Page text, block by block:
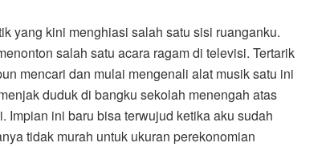
yang kini menghiasi salah satu sisi ruanganku.
salah satu acara ragam di televisi. Tertarik
mencari dan mulai mengenali alat musik satu ini
duduk di bangku sekolah menengah atas
ini baru bisa terwujud ketika aku sudah
tidak murah untuk ukuran perekonomian